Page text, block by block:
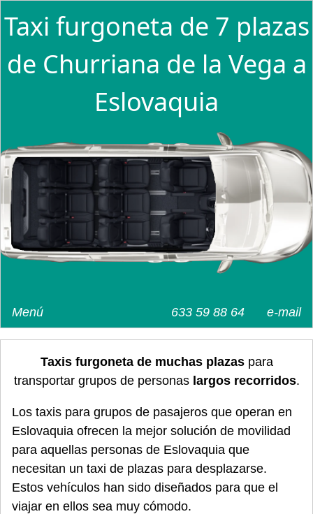
Taxi furgoneta de 7 plazas
de Churriana de la Vega a
Eslovaquia
e-mail
633 59 88 64
Menú
Taxis furgoneta de muchas plazaspara
transportar grupos de personas largos recorridos.
Los taxis para grupos de pasajeros que operan en
Eslovaquia ofrecen la mejor solución de movilidad
para aquellas personas de Eslovaquia que
necesitan un taxi de plazas para desplazarse.
Estos vehículos han sido diseñados para que el
viajar en ellos sea muy cómodo.